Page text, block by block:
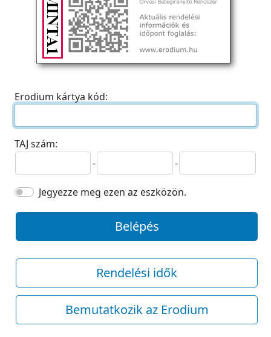
Erodium kártya kód:
TAJ szám:
-
-
Jegyezze meg ezen az eszközön.
Belépés
Rendelési idők
Bemutatkozik az Erodium